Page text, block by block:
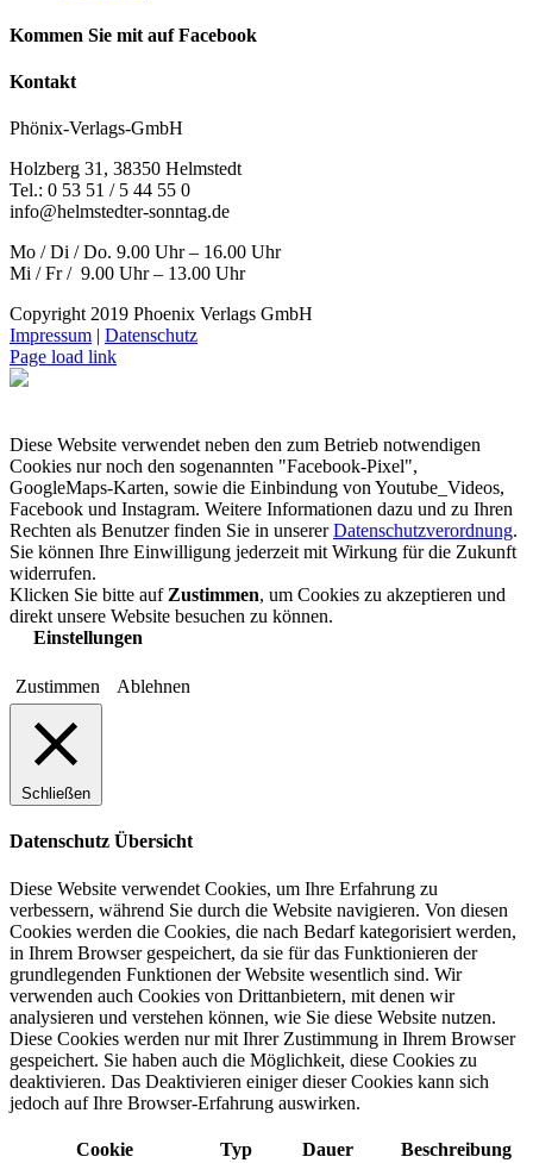
Kommen Sie mit auf Facebook
Kontakt
Phönix-Verlags-GmbH
Holzberg 31, 38350 Helmstedt
Tel.: 0 53 51 / 5 44 55 0
info@helmstedter-sonntag.de
Mo / Di / Do. 9.00 Uhr – 16.00 Uhr
Mi / Fr / 9.00 Uhr – 13.00 Uhr
Copyright 2019 Phoenix Verlags GmbH
Impressum | Datenschutz
Page load link
Diese Website verwendet neben den zum Betrieb notwendigen
Cookies nur noch den sogenannten "Facebook-Pixel",
GoogleMaps-Karten, sowie die Einbindung von Youtube_Videos,
Facebook und Instagram. Weitere Informationen dazu und zu Ihren
Rechten als Benutzer finden Sie in unsererDatenschutzverordnung.
Sie können Ihre Einwilligung jederzeit mit Wirkung für die Zukunft
widerrufen.
Klicken Sie bitte auf Zustimmen, um Cookies zu akzeptieren und
direkt unsere Website besuchen zu können.
Einstellungen
Zustimmen Ablehnen
Schließen
Datenschutz Übersicht
Diese Website verwendet Cookies, um Ihre Erfahrung zu
verbessern, während Sie durch die Website navigieren. Von diesen
Cookies werden die Cookies, die nach Bedarf kategorisiert werden,
in Ihrem Browser gespeichert, da sie für das Funktionieren der
grundlegenden Funktionen der Website wesentlich sind. Wir
verwenden auch Cookies von Drittanbietern, mit denen wir
analysieren und verstehen können, wie Sie diese Website nutzen.
Diese Cookies werden nur mit Ihrer Zustimmung in Ihrem Browser
gespeichert. Sie haben auch die Möglichkeit, diese Cookies zu
deaktivieren. Das Deaktivieren einiger dieser Cookies kann sich
jedoch auf Ihre Browser-Erfahrung auswirken.
Cookie Typ Dauer Beschreibung